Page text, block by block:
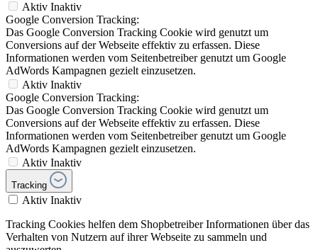
Aktiv Inaktiv
Google Conversion Tracking:
Das Google Conversion Tracking Cookie wird genutzt um
Conversions auf der Webseite effektiv zu erfassen. Diese
Informationen werden vom Seitenbetreiber genutzt um Google
AdWords Kampagnen gezielt einzusetzen.
Aktiv Inaktiv
Google Conversion Tracking:
Das Google Conversion Tracking Cookie wird genutzt um
Conversions auf der Webseite effektiv zu erfassen. Diese
Informationen werden vom Seitenbetreiber genutzt um Google
AdWords Kampagnen gezielt einzusetzen.
Aktiv Inaktiv
Tracking
Aktiv Inaktiv
Tracking Cookies helfen dem Shopbetreiber Informationen über das
Verhalten von Nutzern auf ihrer Webseite zu sammeln und